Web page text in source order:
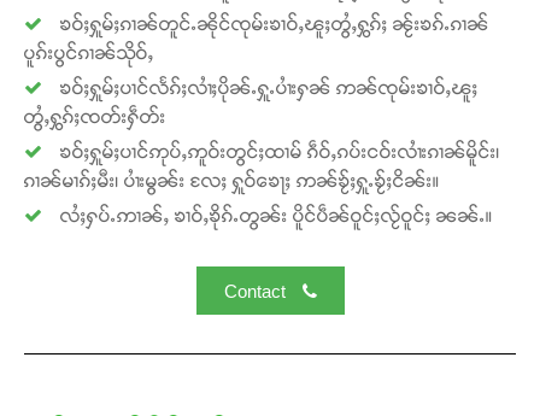
Support SHAN
ဝ်ႇၽူႈတွႆႇႁွၵ်ႈ လႆႈယူႇၶႃႈဢေႃႈ။
ၶဝ်ႈႁူမ်ႈၵၢၼ်တူင်ႉၼိုင်ၸုမ်းၶၢဝ်ႇၽူႈတွႆႇႁွၵ်ႈ ၼႂ်းၶၵ်ႉၵၢၼ်
ပူၵ်းပွင်ၵၢၼ်သိုဝ်ႇ
ၶဝ်ႈႁူမ်ႈပၢင်လႅၵ်ႈလၢႆႈပိုၼ်ႉႁူႉပၢႆးႁၼ် ဢၼ်ၸုမ်းၶၢဝ်ႇၽူႈ
တွႆႇႁွၵ်ႈၸတ်းႁဵတ်း
ၶဝ်ႈႁူမ်ႈပၢင်ဢုပ်ႇဢူဝ်းတွင်ႈထၢမ် ၵဵဝ်ႇၵပ်းငဝ်းလၢႆးၵၢၼ်မိူင်း၊
ၵၢၼ်မၢၵ်ႈမီး၊ ပၢႆးမွၼ်း လႄႈ ႁူဝ်ၶေႃႈ ဢၼ်ၶႂ်ႈႁူႉၶႂ်ႈငိၼ်း။
လႆႈႁပ်ႉဢၢၼ်ႇ ၶၢဝ်ႇၶိုၵ်ႉတွၼ်း ပိူင်ပဵၼ်ဝူင်ႈလႂ်ဝူင်ႈ ၼၼ်ႉ။
Contact